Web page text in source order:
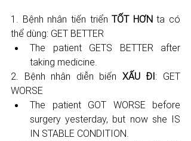
1. Bệnh nhân tiến triển TỐT HƠN ta có
thể dùng: GET BETTER
The patient GETS BETTER after
taking medicine.
2. Bệnh nhân diễn biến XẤU ĐI: GET
WORSE
The patient GOT WORSE before
surgery yesterday, but now she IS
IN STABLE CONDITION.